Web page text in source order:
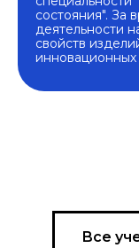
состояния". За
деятельности
свойств
инновационных
Все